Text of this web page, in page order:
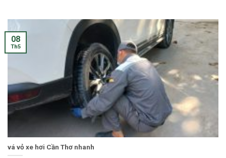
vá vỏ xe hơi Cần Thơ nhanh
08
Th5